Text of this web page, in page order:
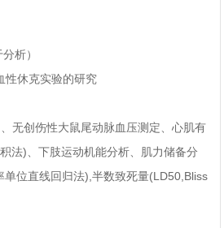
析）
性休克实验的研究
无创伤性大鼠尾动脉血压测定、心肌有
法) 、下肢运动机能分析、肌力储备分
单位直线回归法), 半数致死量(LD50,Bliss